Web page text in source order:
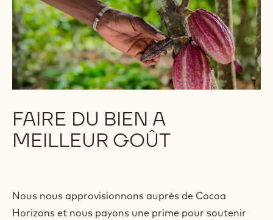
FAIRE DU BIEN A
MEILLEUR GOÛT
Nous nous approvisionnons auprès de Cocoa
Horizons et nous payons une prime pour soutenir